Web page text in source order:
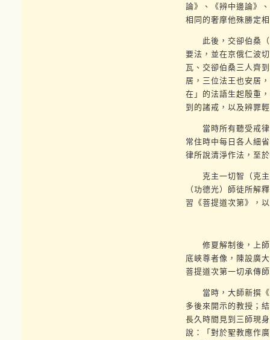
論》、《辨中邊論》
相同的奢摩他殊勝定
此後，交卻伯桑（
要法，並在京俄仁波
瓦、交卻伯桑三人齊
居，三位法王也安居
在」的法語生起殷重
到的諸戒，以及辨罪
當時所有聽受戒律
常住時中每日各人細
律所說清淨作法，至
克主一切智（克主
（功德光）師徒所解
習《菩提道次第》，
修夏解制後，上師
底峽尊者像，陳設廣
菩提道次第一切承傳
當時，大師新撰《
多後來開示的教授；
長久時間見到三師現
說：「對於聖教應作